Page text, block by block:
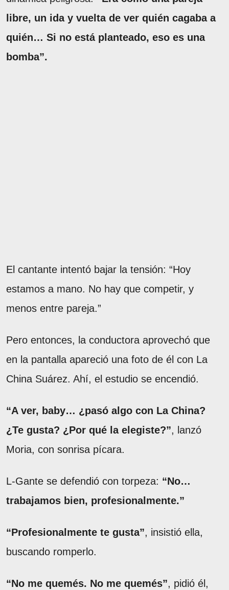
libre, un ida y vuelta de ver quién cagaba a
quién… Si no está planteado, eso es una
bomba”.
El cantante intentó bajar la tensión: “Hoy
estamos a mano. No hay que competir, y
menos entre pareja.”
Pero entonces, la conductora aprovechó que
en la pantalla apareció una foto de él con La
China Suárez. Ahí, el estudio se encendió.
“A ver, baby… ¿pasó algo con La China?
¿Te gusta? ¿Por qué la elegiste?”, lanzó
Moria, con sonrisa pícara.
L-Gante se defendió con torpeza: “No…
trabajamos bien, profesionalmente.”
“Profesionalmente te gusta”, insistió ella,
buscando romperlo.
“No me quemés. No me quemés”, pidió él,